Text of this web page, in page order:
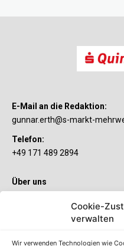
Cookie-
verwalten
Wir verwenden Technologien wie
E-Mail an die Redaktion:
gunnar.erth@s-markt-
Telefon:
+49 171 489 2894
Über uns
Sie wollen mehr als ein
S-Quin Konto genau das
etliche Inklusivleistungen. Im